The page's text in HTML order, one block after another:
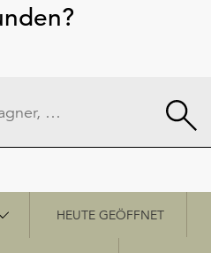
HEUTE GEÖFFNET